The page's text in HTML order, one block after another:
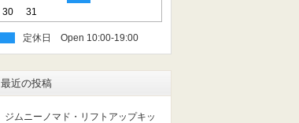
30
31
定休日
最近の投稿
ジムニーノマド・リフトアップキッ